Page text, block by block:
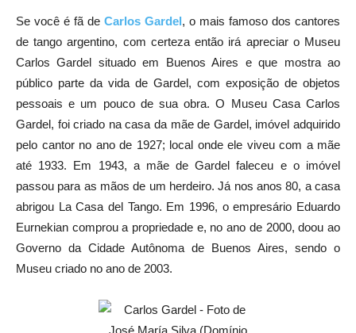
Se você é fã de Carlos Gardel, o mais famoso dos cantores
de tango argentino, com certeza então irá apreciar o Museu
Carlos Gardel situado em Buenos Aires e que mostra ao
público parte da vida de Gardel, com exposição de objetos
pessoais e um pouco de sua obra. O Museu Casa Carlos
Gardel, foi criado na casa da mãe de Gardel, imóvel adquirido
pelo cantor no ano de 1927; local onde ele viveu com a mãe
até 1933. Em 1943, a mãe de Gardel faleceu e o imóvel
passou para as mãos de um herdeiro. Já nos anos 80, a casa
abrigou La Casa del Tango. Em 1996, o empresário Eduardo
Eurnekian comprou a propriedade e, no ano de 2000, doou ao
Governo da Cidade Autônoma de Buenos Aires, sendo o
Museu criado no ano de 2003.